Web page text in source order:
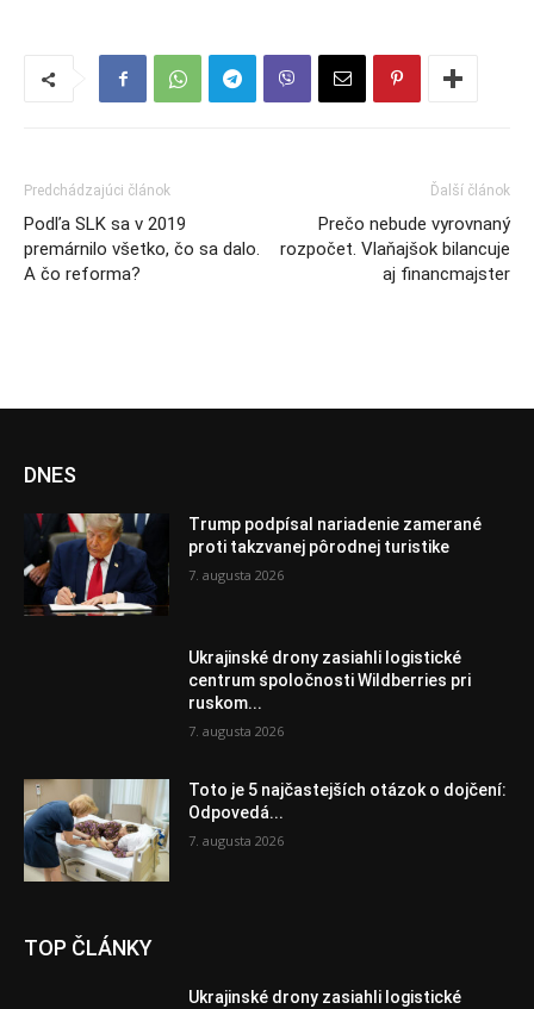
Predchádzajúci článok
Podľa SLK sa v 2019
premárnilo všetko, čo sa dalo.
A čo reforma?
Ďalší článok
Prečo nebude vyrovnaný
rozpočet. Vlaňajšok bilancuje
aj financmajster
DNES
Trump podpísal nariadenie zamerané
proti takzvanej pôrodnej turistike
7. augusta 2026
Ukrajinské drony zasiahli logistické
centrum spoločnosti Wildberries pri
ruskom...
7. augusta 2026
Toto je 5 najčastejších otázok o dojčení:
Odpovedá...
7. augusta 2026
TOP ČLÁNKY
Ukrajinské drony zasiahli logistické